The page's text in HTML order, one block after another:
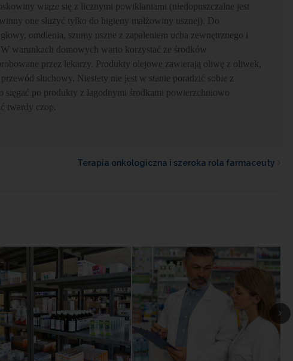
wiąże się z licznymi powikłaniami (niedopuszczalne jest
one służyć tylko do higieny małżowiny usznej). Do
omdlenia, szumy uszne z zapaleniem ucha zewnętrznego i
warunkach domowych warto korzystać ze środków
przez lekarzy. Produkty olejowe zawierają oliwę z oliwek,
słuchowy. Niestety nie jest w stanie poradzić sobie z
po produkty z łagodnymi środkami powierzchniowo
twardy czop.
Terapia onkologiczna i szeroka rola farmaceuty